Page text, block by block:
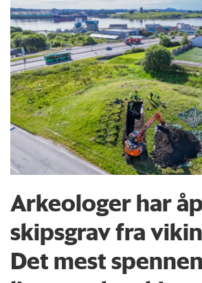
Arkeologer har
skipsgrav fra
Det mest